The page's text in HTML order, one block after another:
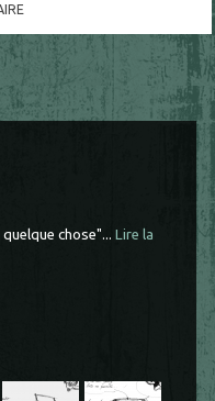
chose"... Lire la